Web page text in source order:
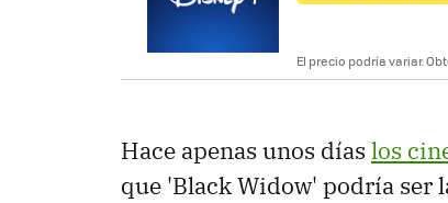
El precio podría variar.
Hace apenas unos días los
que 'Black Widow' podría ser